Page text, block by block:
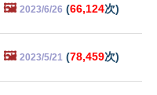
🖼️ 2023/6/26 (66,124次)
🖼️ 2023/5/21 (78,459次)